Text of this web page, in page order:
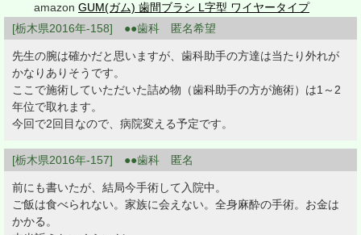
amazonGUM(ガム) 歯間ブラシ L字型 ワイヤータイプ
[栃木県2016年-158] ●●歯科 匿名希望
先生の腕は確かだと思いますが、歯科助手の方達は当たり外れが
かなりありそうです。
ここで施術していただいた詰め物（歯科助手の方が施術）は1～2
年位で取れます。
今回で2回目なので、病院変える予定です。
[栃木県2016年-157] ●●歯科 匿名
前にも書いたが、結局今手術して入院中。
ご飯は食べられない。家族に会えない。全身麻酔の手術。お金は
かかる。